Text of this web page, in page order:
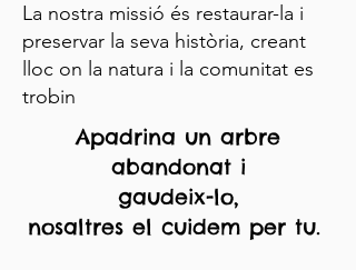
La nostra missió és restaurar-la i
preservar la seva història, creant
lloc on la natura i la comunitat es
trobin
Apadrina un arbre
abandonat i
gaudeix-lo,
nosaltres el cuidem per tu.